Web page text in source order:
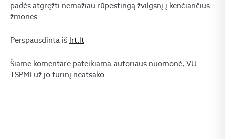
padės atgręžti nemažiau rūpestingą žvilgsnį į kenčiančius
žmones.
Perspausdinta iš lrt.lt
Šiame komentare pateikiama autoriaus nuomonė, VU
TSPMI už jo turinį neatsako.